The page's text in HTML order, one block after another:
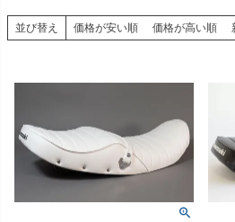
並び替え 価格が安い順 価格が高い順